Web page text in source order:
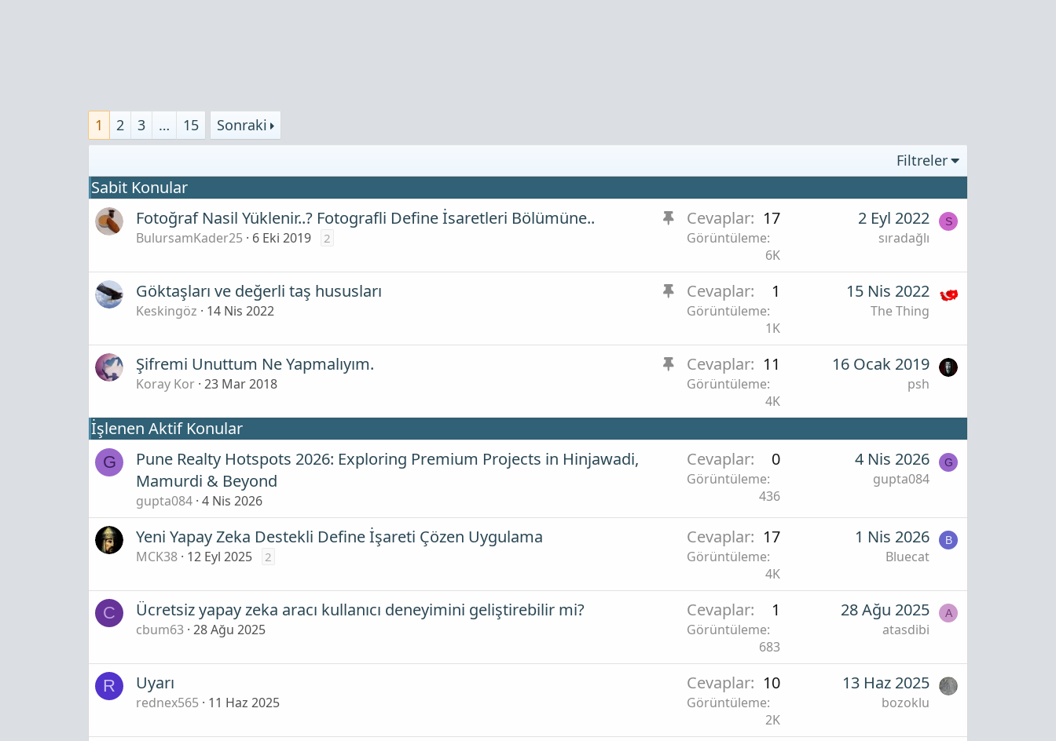
1 2 3 … 15
Sonraki
Filtreler
Sabit Konular
S
Fotoğraf Nasil Yüklenir..? Fotografli Define İsaretleri Bölümüne..
BulursamKader25 6 Eki 2019 2
Cevaplar 17
Görüntüleme
6K
2 Eyl 2022
sıradağlı
S
S
Göktaşları ve değerli taş hususları
Keskingöz 14 Nis 2022
Cevaplar 1
Görüntüleme
1K
15 Nis 2022
The Thing
S
Şifremi Unuttum Ne Yapmalıyım.
Koray Kor 23 Mar 2018
Cevaplar 11
Görüntüleme
4K
16 Ocak 2019
psh
İşlenen Aktif Konular
G
Pune Realty Hotspots 2026: Exploring Premium Projects in Hinjawadi,
Mamurdi & Beyond
gupta084 4 Nis 2026
Cevaplar 0
Görüntüleme
436
4 Nis 2026
gupta084
G
Yeni Yapay Zeka Destekli Define İşareti Çözen Uygulama
MCK38 12 Eyl 2025 2
Cevaplar 17
Görüntüleme
4K
1 Nis 2026
Bluecat
B
C Ücretsiz yapay zeka aracı kullanıcı deneyimini geliştirebilir mi?
cbum63 28 Ağu 2025
Cevaplar 1
Görüntüleme
683
28 Ağu 2025
atasdibi
A
R Uyarı
rednex565 11 Haz 2025
Cevaplar 10
Görüntüleme
2K
13 Haz 2025
bozoklu